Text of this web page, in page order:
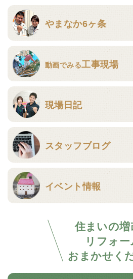
やまなか6ヶ条
動画でみる工事現場
現場日記
スタッフブログ
イベント情報
住まいの増
リフォー
おまかせく